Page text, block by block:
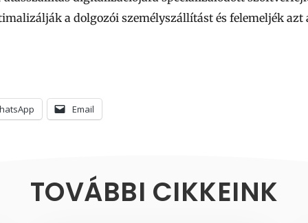
a dolgozói személyszállítást és felemeljék azt
Email
TOVÁBBI CIKKEINK